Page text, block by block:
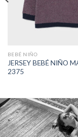
BEBÉ NIÑO
JERSEY BEBÉ NIÑO
2375